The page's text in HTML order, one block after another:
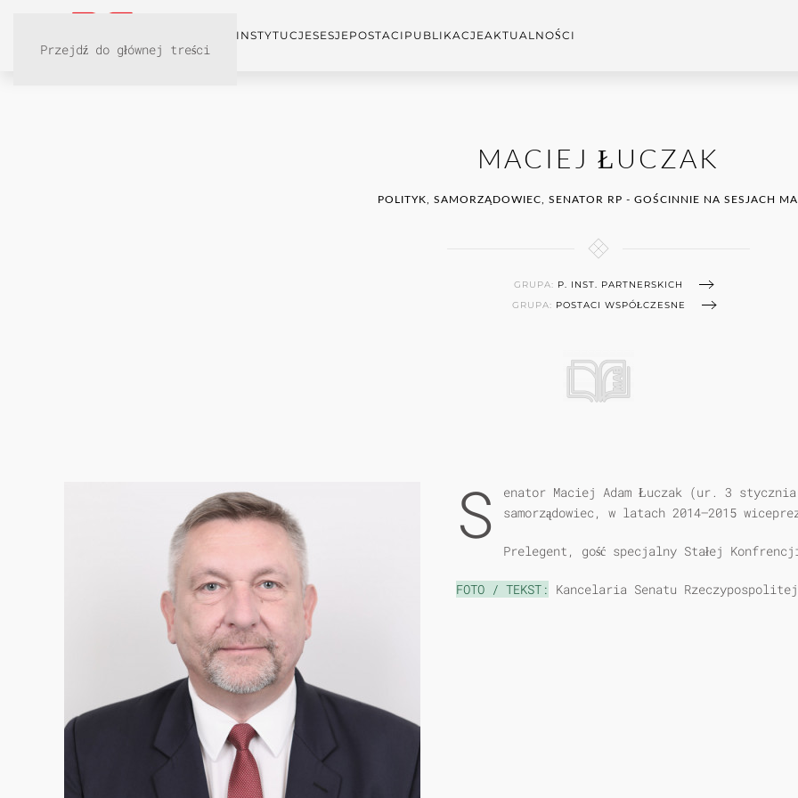
Przejdź do głównej treści
INSTYTUCJESESJEPOSTACI PUBLIKACJEAKTUALNOŚCI
MACIEJ ŁUCZAK
POLITYK, SAMORZĄDOWIEC, SENATOR RP - GOŚCINNIE NA SESJACH
GRUPA: P. INST. PARTNERSKICH
GRUPA: POSTACI WSPÓŁCZESNE
S
enator Maciej Adam Łuczak (ur. 3
samorządowiec, w latach 2014–2015
Prelegent, gość specjalny Stałej Konfrencji
FOTO / TEKST: Kancelaria Senatu